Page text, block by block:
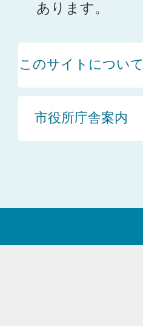
あります。
このサイトについて
市役所庁舎案内